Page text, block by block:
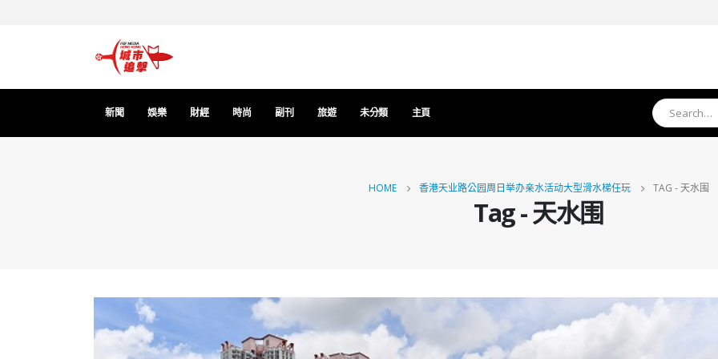
新聞 娛樂 財經 時尚 副刊 旅遊 未分類 主頁
HOME 香港天业路公园周日举办亲水活动大型滑水梯任玩 TAG -天水围
Tag - 天水围